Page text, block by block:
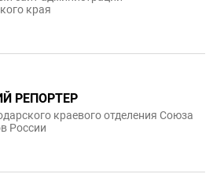
края
РЕПОРТЕР
краевого отделения Союза
России